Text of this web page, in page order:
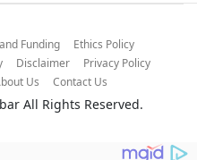
Funding
Ethics Policy
Disclaimer
Privacy Policy
Us Contact Us
All Rights Reserved.